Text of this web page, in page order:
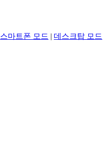
스마트폰 모드 | 데스크탑 모드